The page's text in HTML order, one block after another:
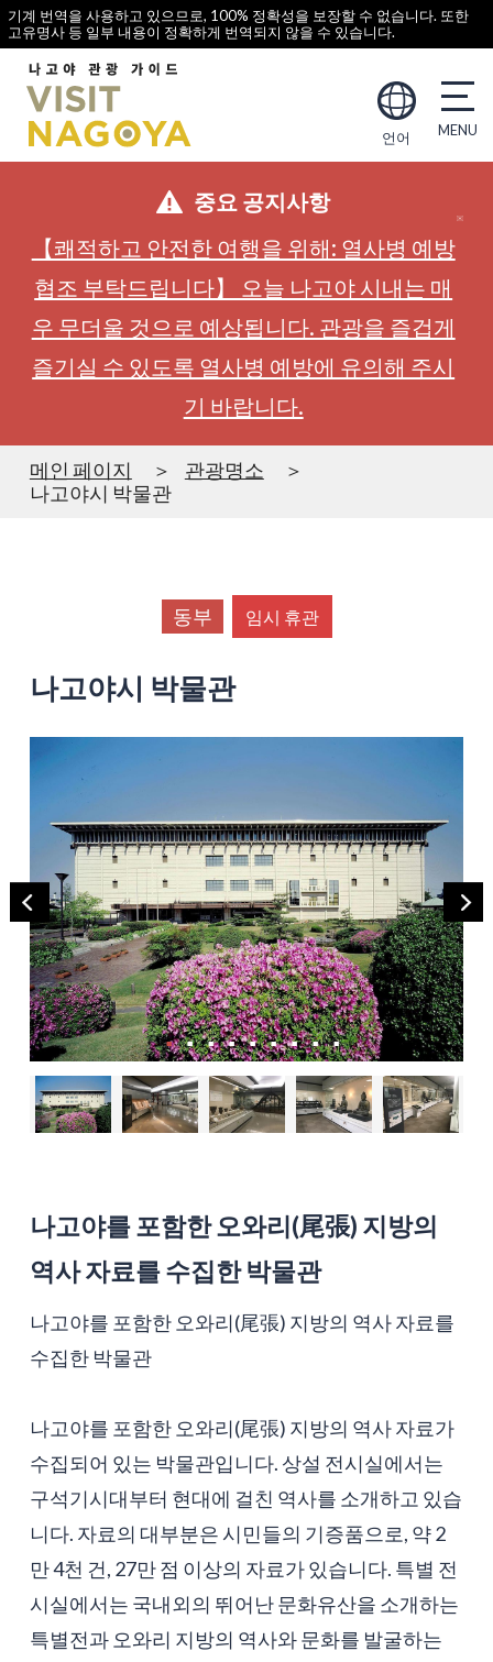
기계 번역을 사용하고 있으므로, 100% 정확성을 보장할 수 없습니다. 또한
고유명사 등 일부 내용이 정확하게 번역되지 않을 수 있습니다.
언어
중요 공지사항
【쾌적하고 안전한 여행을 위해: 열사병 예방
협조 부탁드립니다】 오늘 나고야 시내는 매
우 무더울 것으로 예상됩니다. 관광을 즐겁게
즐기실 수 있도록 열사병 예방에 유의해 주시
기 바랍니다.
메인 페이지
관광명소
나고야시 박물관
동부 임시 휴관
나고야시 박물관
나고야를 포함한 오와리(尾張) 지방의
역사 자료를 수집한 박물관
나고야를 포함한 오와리(尾張) 지방의 역사 자료를
수집한 박물관
나고야를 포함한 오와리(尾張) 지방의 역사 자료가
수집되어 있는 박물관입니다. 상설 전시실에서는
구석기시대부터 현대에 걸친 역사를 소개하고 있습
니다. 자료의 대부분은 시민들의 기증품으로, 약 2
만 4천 건, 27만 점 이상의 자료가 있습니다. 특별 전
시실에서는 국내외의 뛰어난 문화유산을 소개하는
특별전과 오와리 지방의 역사와 문화를 발굴하는